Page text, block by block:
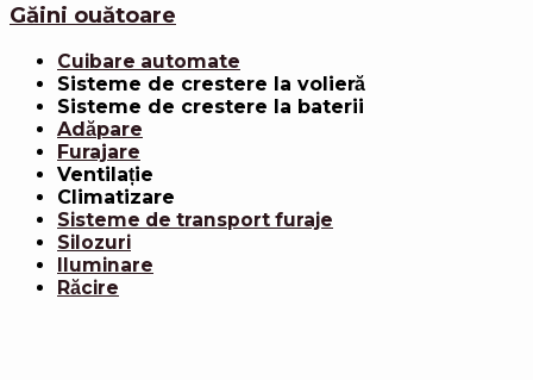
Găini ouătoare
Cuibare automate
Sisteme de crestere la volieră
Sisteme de crestere la baterii
Adăpare
Furajare
Ventilație
Climatizare
Sisteme de transport furaje
Silozuri
Iluminare
Răcire